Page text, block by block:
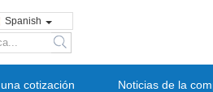
Spanish
search
cotización Noticias de la